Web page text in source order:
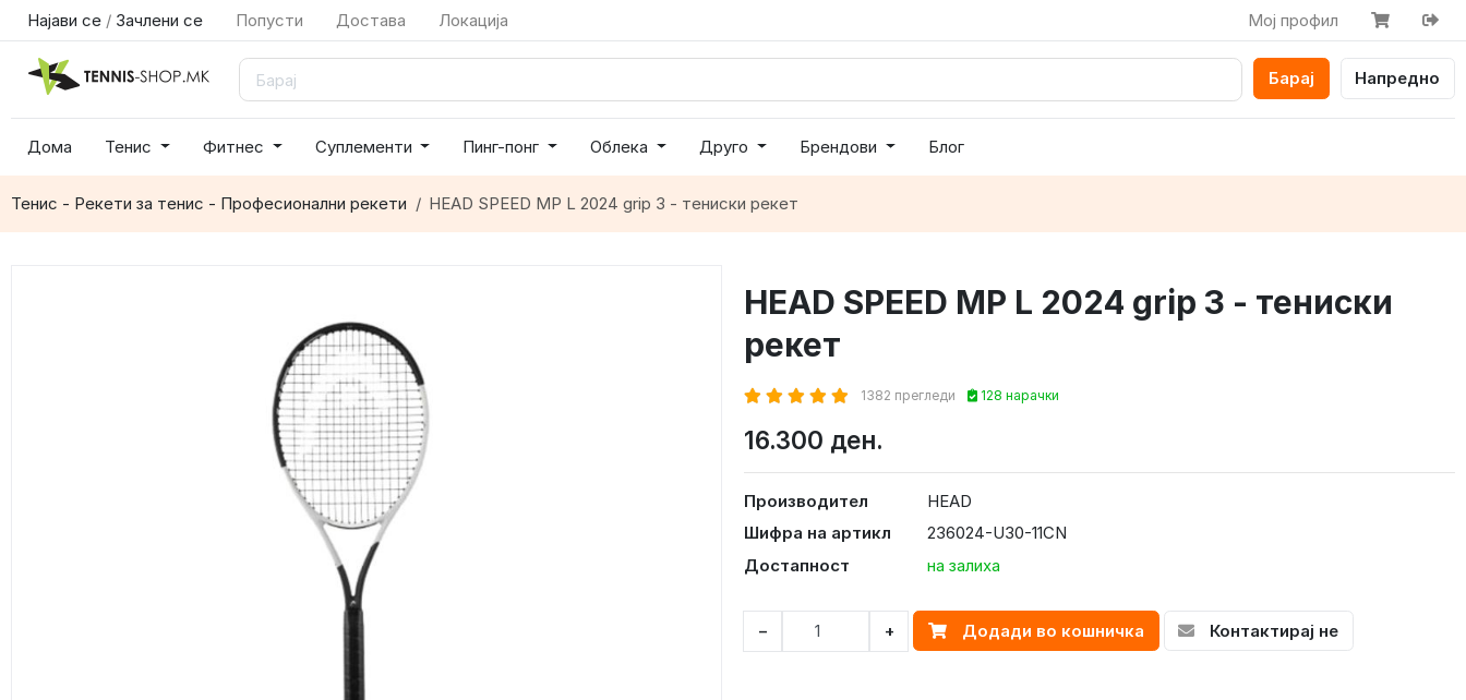
Најави се / Зачлени се Попусти Достава Локација Мој профил
Барај Напредно
Дома Тенис Фитнес Суплементи Пинг-понг Облека Друго Брендови Блог
Тенис - Рекети за тенис - Професионални рекети HEAD SPEED MP L 2024 grip 3 - тениски рекет
HEAD SPEED MP L 2024 grip 3 - тениски
рекет
1382 прегледи 128 нарачки
16.300 ден.
Производител
HEAD
Шифра на артикл
236024-U30-11CN
Достапност
на залиха
− + Додади во кошничка Контактирај не